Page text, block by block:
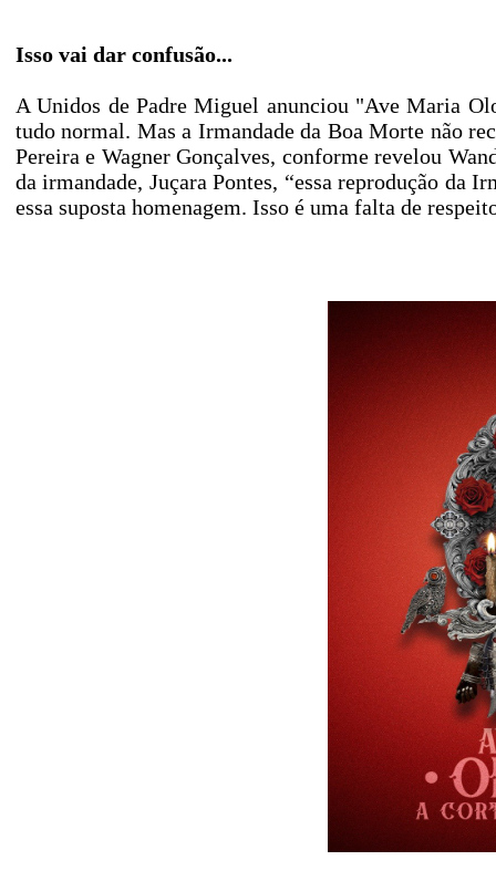
Isso vai dar confusão...
A Unidos de Padre Miguel anunciou "Ave Maria
tudo normal. Mas a Irmandade da Boa Morte não
Pereira e Wagner Gonçalves, conforme revelou
da irmandade, Juçara Pontes, “essa reprodução da
essa suposta homenagem. Isso é uma falta de